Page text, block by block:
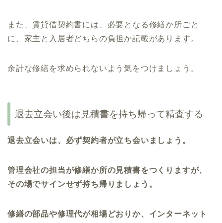
また、賃貸借契約書には、必要となる修繕か所ごと
に、家主と入居者どちらの負担か記載があります。
余計な修繕を求められないよう気をつけましょう。
退去立会い後は見積書を持ち帰って精査する
退去立会いは、必ず契約者が立ち会いましょう。
管理会社の担当が修繕か所の見積書をつくりますが、
その場でサインせず持ち帰りましょう。
修繕の部品や修理代が相場どおりか、インターネット